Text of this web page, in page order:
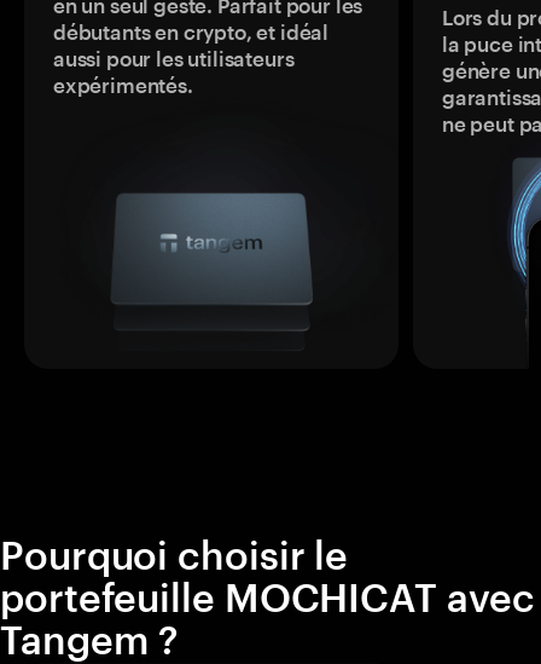
en un seul geste. Parfait pour les
débutants en crypto, et idéal
aussi pour les utilisateurs
expérimentés.
Lors du
la puce
génère
ne peut
Pourquoi choisir le
portefeuille MOCHICAT avec
Tangem ?